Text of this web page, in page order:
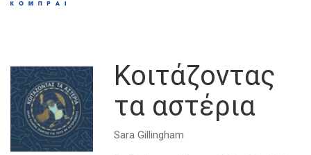
Κοιτάζοντας
τα αστέρια
Sara Gillingham